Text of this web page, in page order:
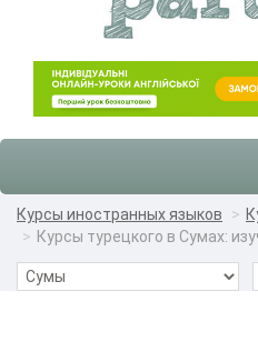
Курсы иностранных языков
Курсы турецкого в Сумах: